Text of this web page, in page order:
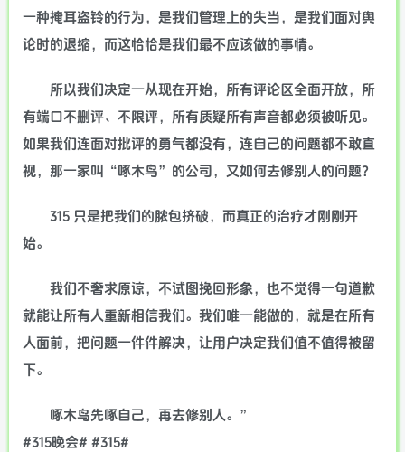
一种掩耳盗铃的行为，是我们管理上的失当，是我们面对舆
论时的退缩，而这恰恰是我们最不应该做的事情。
所以我们决定一从现在开始，所有评论区全面开放，所
有端口不删评、不限评，所有质疑所有声音都必须被听见。
如果我们连面对批评的勇气都没有，连自己的问题都不敢直
视，那一家叫“啄木鸟”的公司，又如何去修别人的问题？
315 只是把我们的脓包挤破，而真正的治疗才刚刚开
始。
我们不奢求原谅，不试图挽回形象，也不觉得一句道歉
就能让所有人重新相信我们。我们唯一能做的，就是在所有
人面前，把问题一件件解决，让用户决定我们值不值得被留
下。
啄木鸟先啄自己，再去修别人。”
#315晚会# #315#